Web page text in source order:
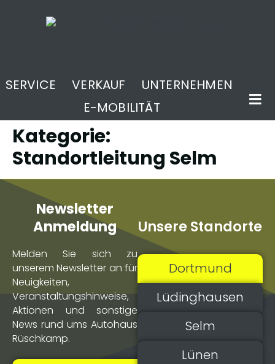
SERVICE VERKAUF
UNTERNEHMEN
E-MOBILITÄT
Kategorie:
Standortleitung Selm
Newsletter
Anmeldung
Melden Sie sich zu
unserem Newsletter an für
Neuigkeiten,
Veranstaltungs­hinweise,
Aktionen und sonstige
News rund ums Autohaus
Rüschkamp.
Unsere Standorte
Dortmund
Lüdinghausen
Selm
Lünen